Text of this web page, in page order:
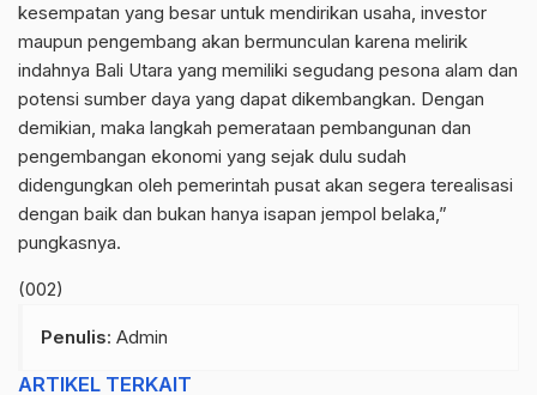
kesempatan yang besar untuk mendirikan usaha, investor
maupun pengembang akan bermunculan karena melirik
indahnya Bali Utara yang memiliki segudang pesona alam dan
potensi sumber daya yang dapat dikembangkan. Dengan
demikian, maka langkah pemerataan pembangunan dan
pengembangan ekonomi yang sejak dulu sudah
didengungkan oleh pemerintah pusat akan segera terealisasi
dengan baik dan bukan hanya isapan jempol belaka,”
pungkasnya.
(002)
Penulis: Admin
ARTIKEL TERKAIT